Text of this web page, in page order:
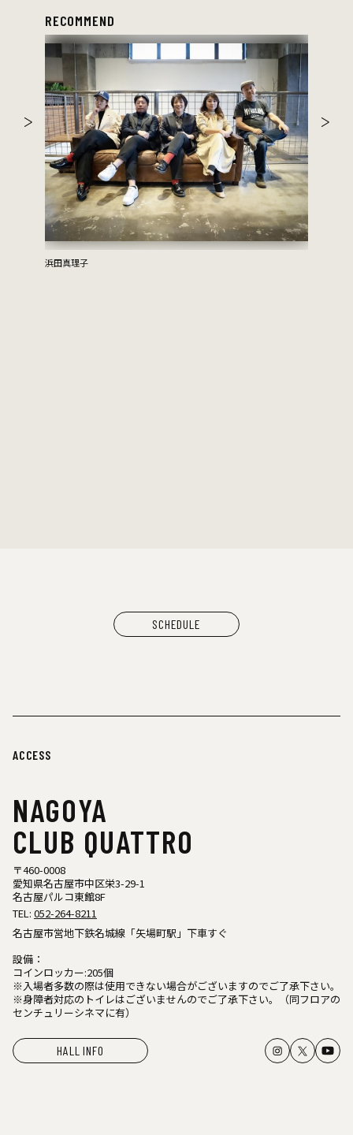
RECOMMEND
浜田真理子
SCHEDULE
ACCESS
NAGOYA
CLUB QUATTRO
〒460-0008
愛知県名古屋市中区栄3-29-1
名古屋パルコ東館8F
TEL: 052-264-8211
名古屋市営地下鉄名城線「矢場町駅」下車すぐ
設備：
コインロッカー:205個
※入場者多数の際は使用できない場合がございますのでご了承下さい。
※身障者対応のトイレはございませんのでご了承下さい。（同フロアの
センチュリーシネマに有）
HALL INFO